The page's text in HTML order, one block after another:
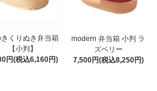
くりぬき弁当箱
【小判】
円(税込6,160円)
modern 弁当箱 小判 ラ
ズベリー
7,500円(税込8,250円)